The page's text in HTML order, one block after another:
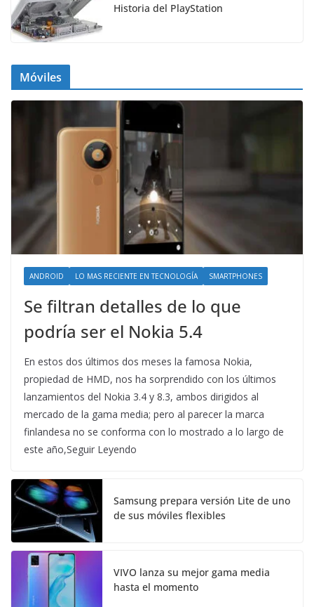
Historia del PlayStation
Móviles
ANDROID LO MAS RECIENTE EN TECNOLOGÍA SMARTPHONES
Se filtran detalles de lo que
podría ser el Nokia 5.4
En estos dos últimos dos meses la famosa Nokia,
propiedad de HMD, nos ha sorprendido con los últimos
lanzamientos del Nokia 3.4 y 8.3, ambos dirigidos al
mercado de la gama media; pero al parecer la marca
finlandesa no se conforma con lo mostrado a lo largo de
este año,Seguir Leyendo
Samsung prepara versión Lite de uno
de sus móviles flexibles
VIVO lanza su mejor gama media
hasta el momento